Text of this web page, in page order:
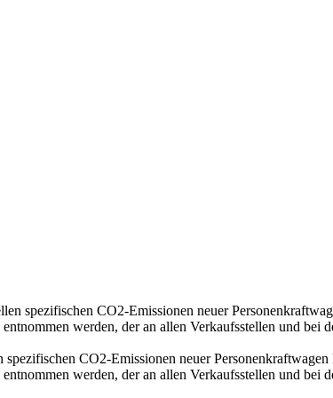
spezifischen CO2-Emissionen neuer
werden, der an allen Verkaufsstellen und bei
CO2-Emissionen neuer
werden, der an allen Verkaufsstellen und bei